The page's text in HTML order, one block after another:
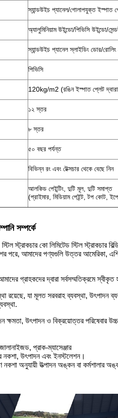
স্যান্ডউইচ প্যানেল/গোলাপযুক্ত ইস্পাত
অ্যালুমিনিয়াম উইন্ডো/পিভিসি উইন্ডো/
স্যান্ডউইচ প্যানেল স্লাইডিং ডোর/
পিভিসি
120kg/m2 (রঙিন ইস্পাত প্লেট দ্বারা
১২ স্তর
৮ স্তর
৫০ বছর পর্যন্ত
বিভিন্ন রং এবং টেক্সচার থেকে বেছে নিন
আলকিড পেইন্টিং, দুটি মূল, দুটি সমাপ্ত
(প্রাইমার, মিডিয়াম পেইন্ট, টপ কোট,
সম্পর্কে
স্ট্রাকচার কো লিমিটেড স্টিল স্ট্রাকচার
পরে, আমাদের পণ্যগুলি উত্তর আমেরিকা,
গ্রাহকদের দ্বারা সর্বসম্মতিক্রমে
যা মূলত সরবরাহ ব্যবস্থা, উৎপাদন
উৎপাদন ও বিক্রয়োত্তর পরিষেবার
প্রাক-ম্যাসেঞ্জার
নকশা, উৎপাদন এবং ইনস্টলেশন।
অনুযায়ী উত্পাদন অঙ্কন বা কর্মশালার